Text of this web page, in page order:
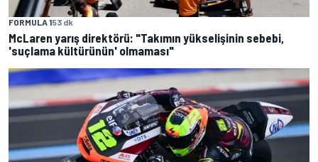
FORMULA 153 dk
McLaren yarış direktörü: "Takımın yükselişinin sebebi,
'suçlama kültürünün' olmaması"